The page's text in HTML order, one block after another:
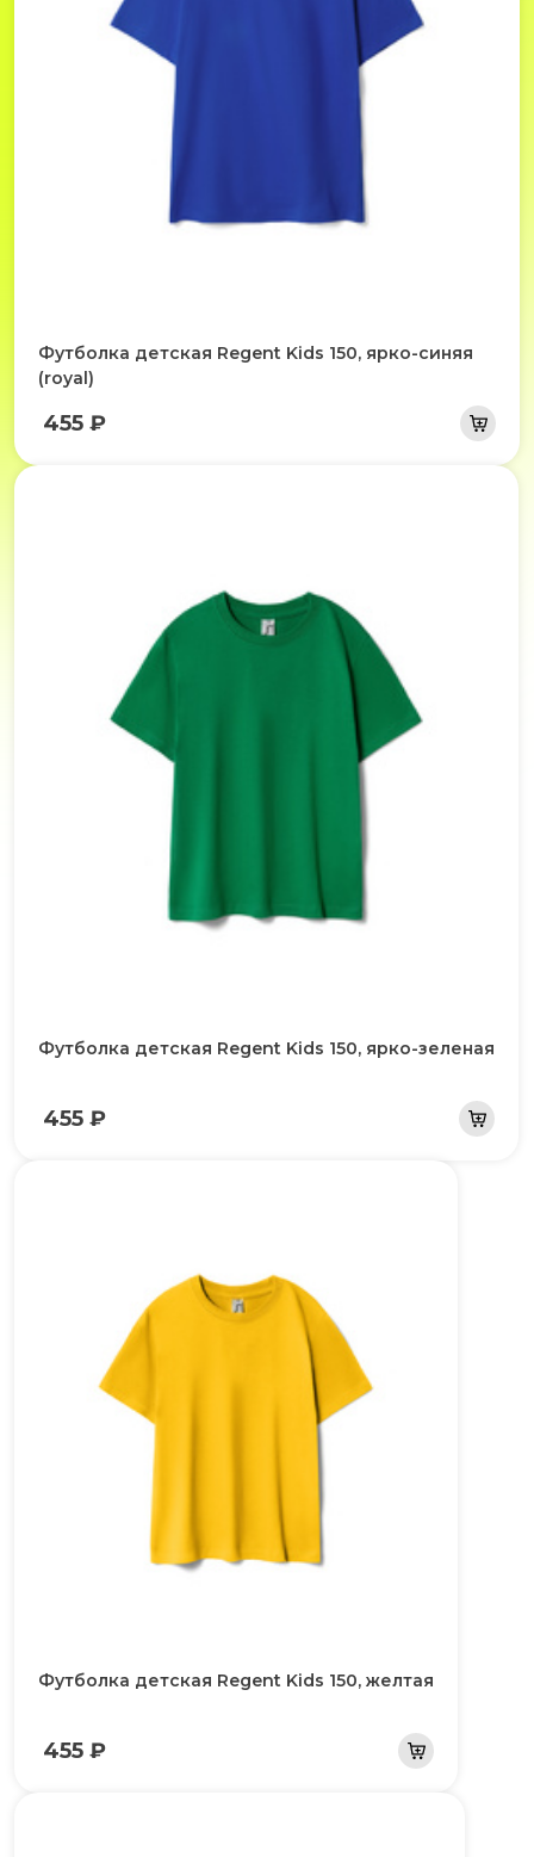
Футболка детская Regent Kids 150, ярко-синяя
(royal)
455 ₽
Футболка детская Regent Kids 150, ярко-зеленая
455 ₽
Футболка детская Regent Kids 150, желтая
455 ₽